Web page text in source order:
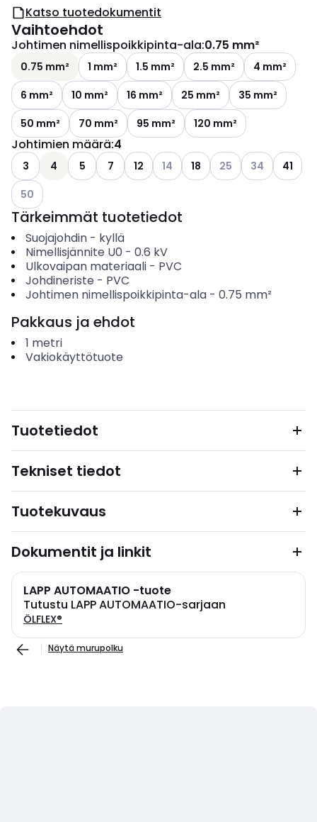
Katso tuotedokumentit
Vaihtoehdot
Johtimen nimellispoikkipinta-ala:0.75 mm²
0.75 mm² 1 mm² 1.5 mm² 2.5 mm²
4 mm²
6 mm²
10 mm² 16 mm² 25 mm²
35 mm²
50 mm²
70 mm² 95 mm² 120 mm²
Johtimien määrä:4
3 4 5 7 12 Katso käytettävissä olevat
14 18 Katso käytettävissä
25 Katso
34
41
Katso käytettävissä olevat vaihtoehdot
50
Tärkeimmät tuotetiedot
Suojajohdin- kyllä
Nimellisjännite U0 - 0.6 kV
Ulkovaipan materiaali- PVC
Johdineriste - PVC
Johtimen nimellispoikkipinta-ala- 0.75 mm²
Pakkaus ja ehdot
1 metri
Vakiokäyttötuote
Tuotetiedot
Tekniset tiedot
Tuotekuvaus
Dokumentit ja linkit
LAPP AUTOMAATIO -tuote
Tutustu LAPP AUTOMAATIO-sarjaan
ÖLFLEX®
Näytä murupolku